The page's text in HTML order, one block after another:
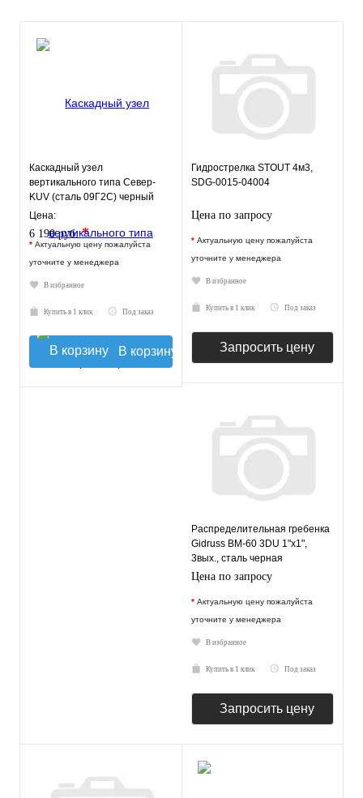
Каскадный узел
вертикального типа Север-
KUV (сталь 09Г2С) черный
Цена:
6 190 руб.*
* Актуальную цену пожалуйста
уточните у менеджера
В избранное
Купить в 1 клик Под заказ
В корзину
Гидрострелка STOUT 4м3,
SDG-0015-04004
Цена по запросу
* Актуальную цену пожалуйста
уточните у менеджера
В избранное
Купить в 1 клик Под заказ
Запросить цену
Распределительная гребенка
Gidruss BM-60 3DU 1"х1",
3вых., сталь черная
Цена по запросу
* Актуальную цену пожалуйста
уточните у менеджера
В избранное
Купить в 1 клик Под заказ
Запросить цену